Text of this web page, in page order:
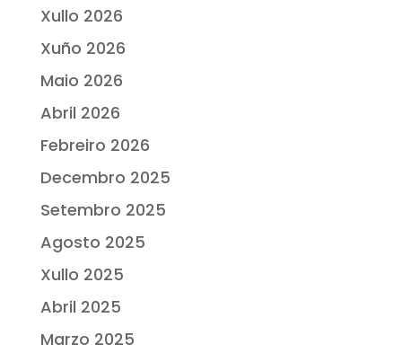
Xullo 2026
Xuño 2026
Maio 2026
Abril 2026
Febreiro 2026
Decembro 2025
Setembro 2025
Agosto 2025
Xullo 2025
Abril 2025
Marzo 2025